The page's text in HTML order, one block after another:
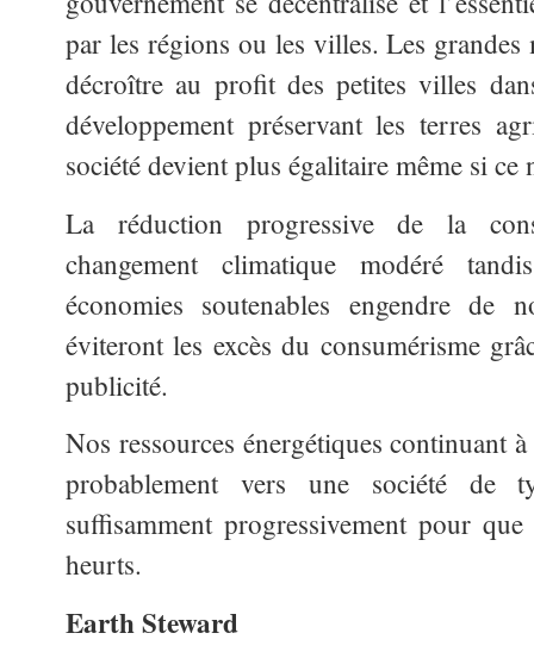
par les régions ou les villes. Les
décroître au profit des petites villes
développement préservant les terres
société devient plus égalitaire même si ce
La réduction progressive de la
changement climatique modéré
économies soutenables engendre de
éviteront les excès du consumérisme
publicité.
Nos ressources énergétiques continuant
probablement vers une société de
suffisamment progressivement pour
heurts.
Earth Steward